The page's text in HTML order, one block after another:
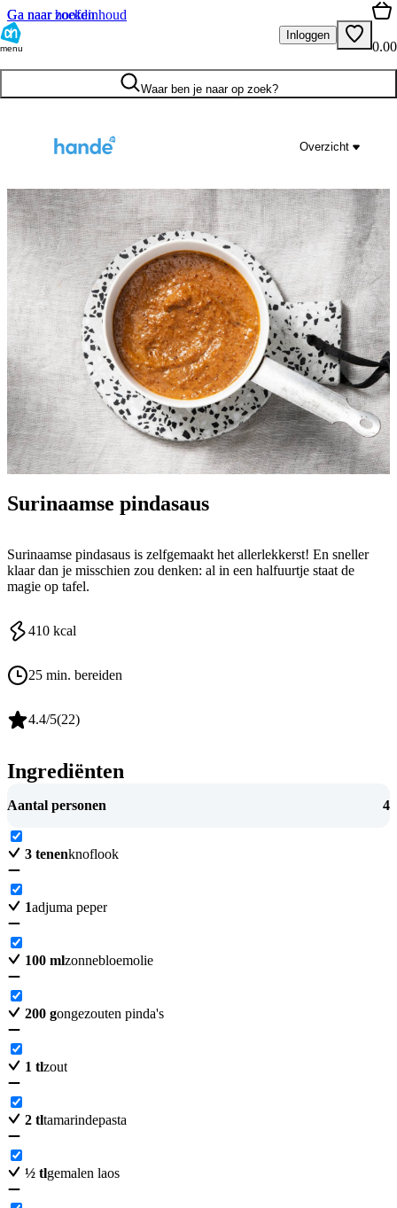
Ga naar hoofdinhoud
Ga naar zoeken
menu
Inloggen
0.00
Waar ben je naar op zoek?
Overzicht
Surinaamse pindasaus
Surinaamse pindasaus is zelfgemaakt het allerlekkerst! En sneller
klaar dan je misschien zou denken: al in een halfuurtje staat de
magie op tafel.
410 kcal
25 min. bereiden
4.4/5(22)
Ingrediënten
Aantal personen 4
3 tenenknoflook
1adjuma peper
100 mlzonnebloemolie
200 gongezouten pinda's
1 tlzout
2 tltamarindepasta
½ tlgemalen laos